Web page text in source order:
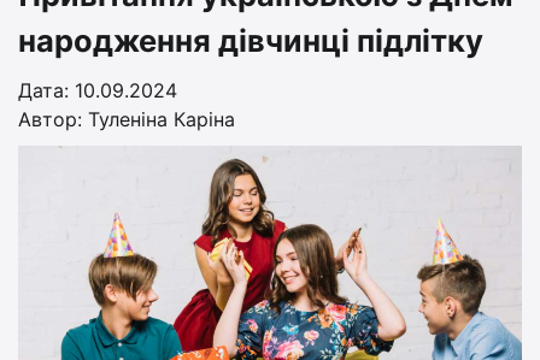
народження дівчинці підлітку
Дата: 10.09.2024
Автор: Туленіна Каріна